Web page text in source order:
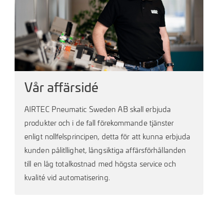
Vår affärsidé
AIRTEC Pneumatic Sweden AB skall erbjuda
produkter och i de fall förekommande tjänster
enligt nollfelsprincipen, detta för att kunna erbjuda
kunden pålitllighet, långsiktiga affärsförhållanden
till en låg totalkostnad med högsta service och
kvalité vid automatisering.